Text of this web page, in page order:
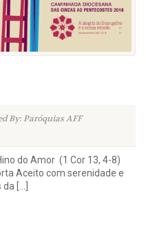
By: Paróquias AFF
do Amor (1 Cor 13, 4-8)
Aceito com serenidade e
[…]